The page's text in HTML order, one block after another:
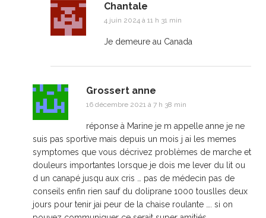
Chantale
4 juin 2024 à 11 h 31 min
Je demeure au Canada
Grossert anne
16 décembre 2021 à 7 h 38 min
réponse à Marine je m appelle anne je ne
suis pas sportive mais depuis un mois j ai les memes
symptomes que vous décrivez problèmes de marche et
douleurs importantes lorsque je dois me lever du lit ou
d un canapé jusqu aux cris … pas de médecin pas de
conseils enfin rien sauf du doliprane 1000 touslles deux
jours pour tenir jai peur de la chaise roulante …. si on